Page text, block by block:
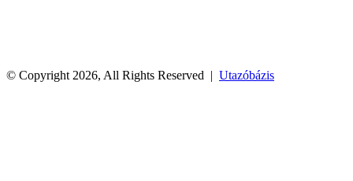
© Copyright 2026, All Rights Reserved | Utazóbázis